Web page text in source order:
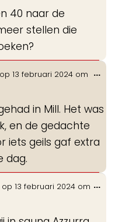
40 naar de
stellen die
13 februari 2024 om
in Mill. Het was
en de gedachte
iets geils gaf extra
dag.
...
op 13 februari 2024 om ...